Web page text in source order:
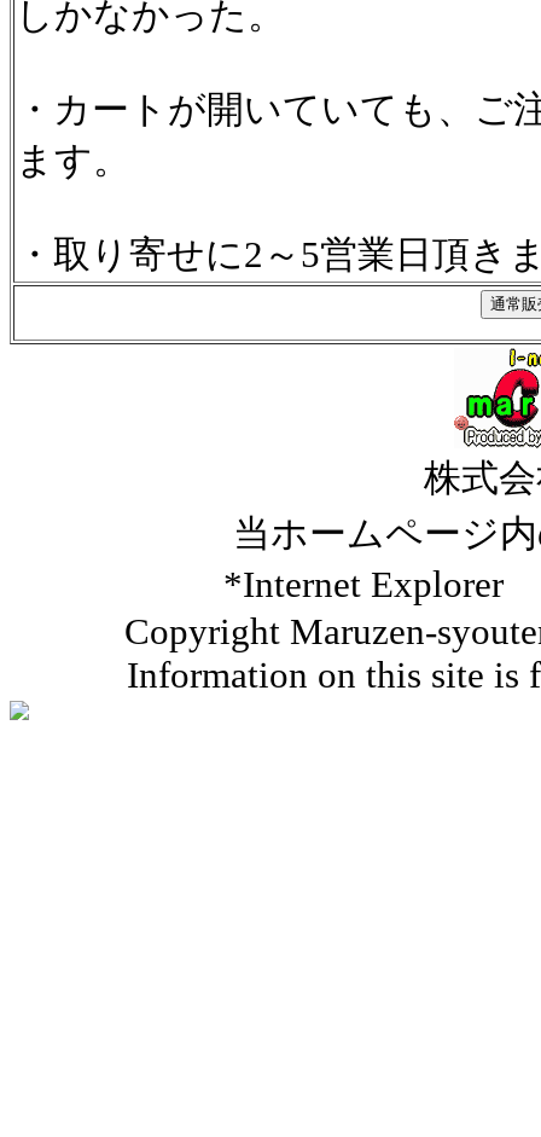
しかなかった。
・カートが開いていても、ご
ます。
・取り寄せに2～5営業日頂き
株式
当ホームページ
*Internet Explorer
Copyright Maruzen-
Information on this site is